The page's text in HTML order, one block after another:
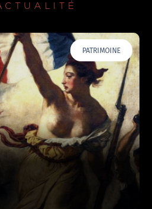
PATRIMOINE